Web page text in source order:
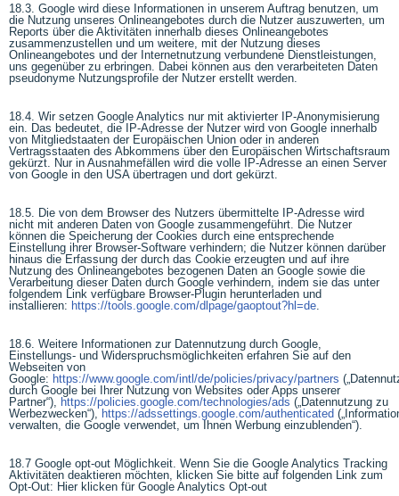
18.3. Google wird diese Informationen in unserem Auftrag benutzen, um
die Nutzung unseres Onlineangebotes durch die Nutzer auszuwerten, um
Reports über die Aktivitäten innerhalb dieses Onlineangebotes
zusammenzustellen und um weitere, mit der Nutzung dieses
Onlineangebotes und der Internetnutzung verbundene Dienstleistungen,
uns gegenüber zu erbringen. Dabei können aus den verarbeiteten Daten
pseudonyme Nutzungsprofile der Nutzer erstellt werden.
18.4. Wir setzen Google Analytics nur mit aktivierter IP-Anonymisierung
ein. Das bedeutet, die IP-Adresse der Nutzer wird von Google innerhalb
von Mitgliedstaaten der Europäischen Union oder in anderen
Vertragsstaaten des Abkommens über den Europäischen Wirtschaftsraum
gekürzt. Nur in Ausnahmefällen wird die volle IP-Adresse an einen Server
von Google in den USA übertragen und dort gekürzt.
18.5. Die von dem Browser des Nutzers übermittelte IP-Adresse wird
nicht mit anderen Daten von Google zusammengeführt. Die Nutzer
können die Speicherung der Cookies durch eine entsprechende
Einstellung ihrer Browser-Software verhindern; die Nutzer können darüber
hinaus die Erfassung der durch das Cookie erzeugten und auf ihre
Nutzung des Onlineangebotes bezogenen Daten an Google sowie die
Verarbeitung dieser Daten durch Google verhindern, indem sie das unter
folgendem Link verfügbare Browser-Plugin herunterladen und
installieren: https://tools.google.com/dlpage/gaoptout?hl=de
18.6. Weitere Informationen zur Datennutzung durch Google,
Einstellungs- und Widerspruchsmöglichkeiten erfahren Sie auf den
Webseiten von
Google: https://www.google.com/intl/de/policies/privacy/partners
durch Google bei Ihrer Nutzung von Websites oder Apps unserer
Partner“), https://policies.google.com/technologies/ads („Datennutzung zu
Werbezwecken“), https://adssettings.google.com/authenticated
verwalten, die Google verwendet, um Ihnen Werbung einzublenden“).
18.7 Google opt-out Möglichkeit. Wenn Sie die Google Analytics Tracking
Aktivitäten deaktieren möchten, klicken Sie bitte auf folgenden Link zum
Opt-Out: Hier klicken für Google Analytics Opt-out